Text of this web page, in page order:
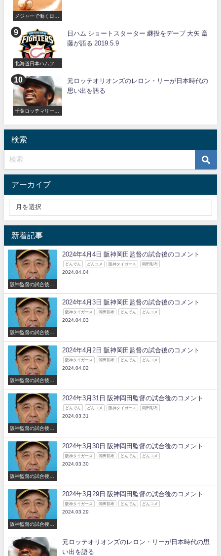
メジャーで働く日本
北海道日本ハムファ
日ハム ショートスターター 継投をデーブ 大矢 斎
藤が語る 2019.5.9
千葉ロッテマリーン
元ロッテオリオンズのレロン・リーが日本時代の
思い出を語る
検索
アーカイブ
新着記事
阪神監督の試合後の
2024年4月4日 阪神岡田監督の試合後のコメント
どんでん どんコメ 阪神タイガース 岡田彰布
2024.04.04
阪神監督の試合後の
2024年4月3日 阪神岡田監督の試合後のコメント
阪神タイガース 岡田彰布 どんでん どんコメ
2024.04.03
阪神監督の試合後の
2024年4月2日 阪神岡田監督の試合後のコメント
阪神タイガース 岡田彰布 どんでん どんコメ
2024.04.02
阪神監督の試合後の
2024年3月31日 阪神岡田監督の試合後のコメント
どんでん どんコメ 阪神タイガース 岡田彰布
2024.03.31
阪神監督の試合後の
2024年3月30日 阪神岡田監督の試合後のコメント
阪神タイガース 岡田彰布 どんでん どんコメ
2024.03.30
阪神監督の試合後の
2024年3月29日 阪神岡田監督の試合後のコメント
阪神タイガース 岡田彰布 どんでん どんコメ
2024.03.29
元ロッテオリオンズのレロン・リーが日本時代の思
い出を語る